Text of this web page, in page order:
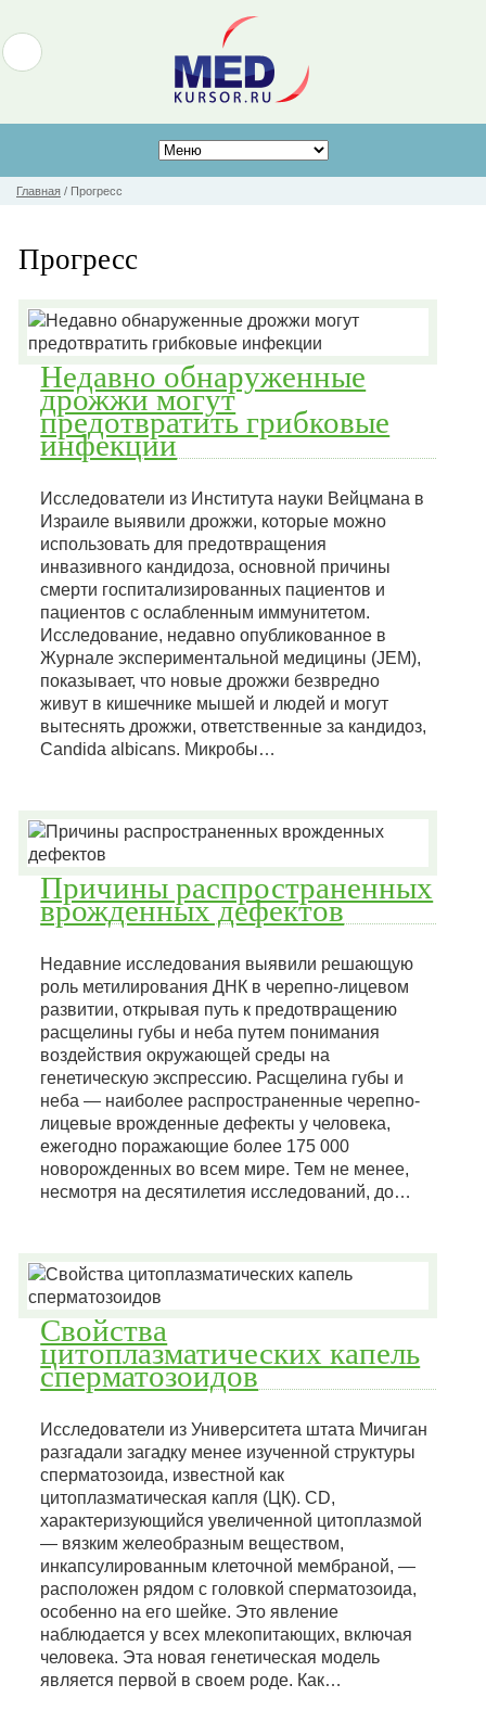
Главная / Прогресс
Прогресс
Недавно обнаруженные
дрожжи могут
предотвратить грибковые
инфекции
Исследователи из Института науки Вейцмана в
Израиле выявили дрожжи, которые можно
использовать для предотвращения
инвазивного кандидоза, основной причины
смерти госпитализированных пациентов и
пациентов с ослабленным иммунитетом.
Исследование, недавно опубликованное в
Журнале экспериментальной медицины (JEM),
показывает, что новые дрожжи безвредно
живут в кишечнике мышей и людей и могут
вытеснять дрожжи, ответственные за кандидоз,
Candida albicans. Микробы…
Причины распространенных
врожденных дефектов
Недавние исследования выявили решающую
роль метилирования ДНК в черепно-лицевом
развитии, открывая путь к предотвращению
расщелины губы и неба путем понимания
воздействия окружающей среды на
генетическую экспрессию. Расщелина губы и
неба — наиболее распространенные черепно-
лицевые врожденные дефекты у человека,
ежегодно поражающие более 175 000
новорожденных во всем мире. Тем не менее,
несмотря на десятилетия исследований, до…
Свойства
цитоплазматических капель
сперматозоидов
Исследователи из Университета штата Мичиган
разгадали загадку менее изученной структуры
сперматозоида, известной как
цитоплазматическая капля (ЦК). CD,
характеризующийся увеличенной цитоплазмой
— вязким желеобразным веществом,
инкапсулированным клеточной мембраной, —
расположен рядом с головкой сперматозоида,
особенно на его шейке. Это явление
наблюдается у всех млекопитающих, включая
человека. Эта новая генетическая модель
является первой в своем роде. Как…